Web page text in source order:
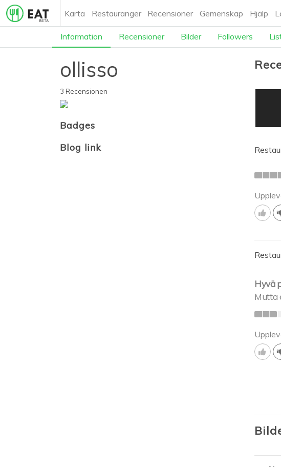
Karta Restauranger Recensioner Gemenskap Hjälp
Information Recensioner Bilder Followers
ollisso
3 Recensionen
Badges
Blog link
Hyvä
Mutta